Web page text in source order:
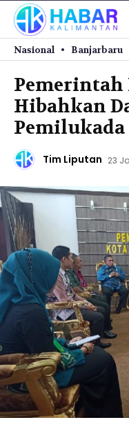
Nasional Banjarbaru
Pemerintah
Hibahkan
Pemilukada
Tim Liputan 23